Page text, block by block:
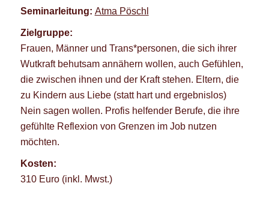
Seminarleitung: Atma Pöschl
Zielgruppe:
Frauen, Männer und Trans*personen, die sich ihrer
Wutkraft behutsam annähern wollen, auch Gefühlen,
die zwischen ihnen und der Kraft stehen. Eltern, die
zu Kindern aus Liebe (statt hart und ergebnislos)
Nein sagen wollen. Profis helfender Berufe, die ihre
gefühlte Reflexion von Grenzen im Job nutzen
möchten.
Kosten:
310 Euro (inkl. Mwst.)